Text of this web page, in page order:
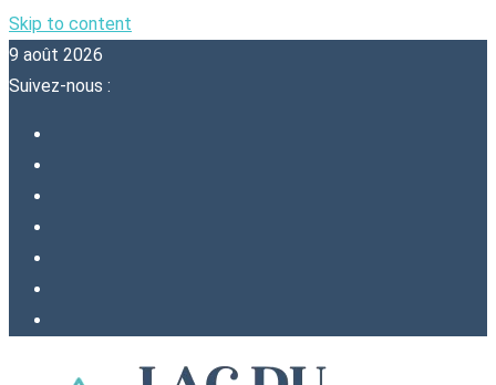
Skip to content
9 août 2026
Suivez-nous :